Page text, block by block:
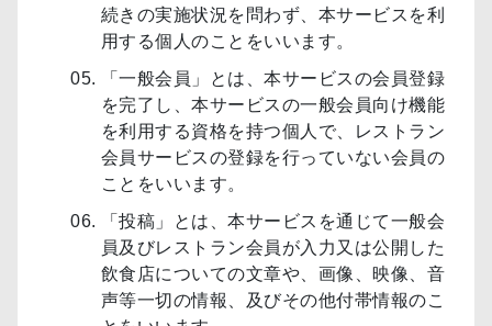
続きの実施状況を問わず、本サービスを利
用する個人のことをいいます。
「一般会員」とは、本サービスの会員登録
を完了し、本サービスの一般会員向け機能
を利用する資格を持つ個人で、レストラン
会員サービスの登録を行っていない会員の
ことをいいます。
「投稿」とは、本サービスを通じて一般会
員及びレストラン会員が入力又は公開した
飲食店についての文章や、画像、映像、音
声等一切の情報、及びその他付帯情報のこ